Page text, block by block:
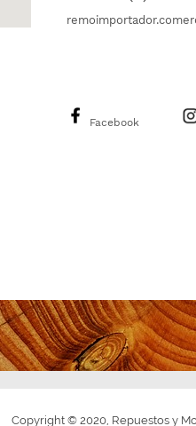
Facebook
Copyright © 2020, Repuestos y